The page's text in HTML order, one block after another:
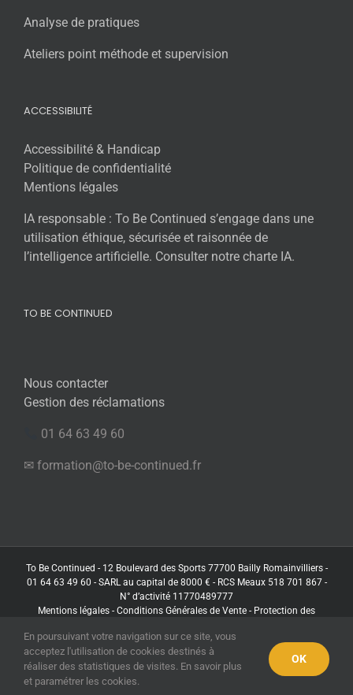
Analyse de pratiques
Ateliers point méthode et supervision
ACCESSIBILITÉ
Accessibilité & Handicap
Politique de confidentialité
Mentions légales
IA responsable : To Be Continued s’engage dans une
utilisation éthique, sécurisée et raisonnée de
l’intelligence artificielle. Consulter notre charte IA.
TO BE CONTINUED
Nous contacter
Gestion des réclamations
01 64 63 49 60
✉ formation@to-be-continued.fr
To Be Continued - 12 Boulevard des Sports 77700 Bailly Romainvilliers -
01 64 63 49 60 - SARL au capital de 8000 € - RCS Meaux 518 701 867 -
N° d’activité 11770489777
Mentions légales - Conditions Générales de Vente - Protection des
FacebookLinkedIn
X
En poursuivant votre navigation sur ce site, vous
acceptez l'utilisation de cookies destinés à
réaliser des statistiques de visites. En savoir plus
et paramétrer les cookies.
OK